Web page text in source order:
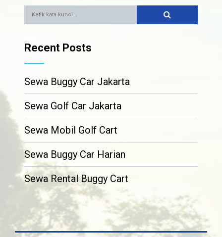
Recent Posts
Sewa Buggy Car Jakarta
Sewa Golf Car Jakarta
Sewa Mobil Golf Cart
Sewa Buggy Car Harian
Sewa Rental Buggy Cart